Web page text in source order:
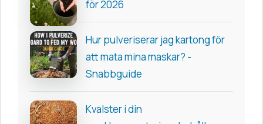
för 2026
Hur pulveriserar jag kartong för
att mata mina maskar? -
Snabbguide
Kvalster i din